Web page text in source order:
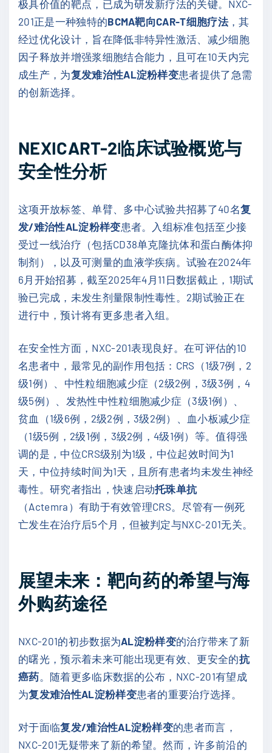
极具价值的靶点，已成为研发新疗法的关键。NXC-
201正是一种独特的BCMA靶向CAR-T细胞疗法，其
经过优化设计，旨在降低非特异性激活、减少细胞
因子释放并增强浆细胞结合能力，且可在10天内完
成生产，为复发难治性AL淀粉样变患者提供了急需
的创新选择。
NEXICART-2临床试验概览与
安全性分析
这项开放标签、单臂、多中心试验共招募了40名复
发/难治性AL淀粉样变患者。入组标准包括至少接
受过一线治疗（包括CD38单克隆抗体和蛋白酶体抑
制剂），以及可测量的血液学疾病。试验在2024年
6月开始招募，截至2025年4月11日数据截止，1期试
验已完成，未发生剂量限制性毒性。2期试验正在
进行中，预计将有更多患者入组。
在安全性方面，NXC-201表现良好。在可评估的10
名患者中，最常见的副作用包括：CRS（1级7例，2
级1例）、中性粒细胞减少症（2级2例，3级3例，4
级5例）、发热性中性粒细胞减少症（3级1例）、
贫血（1级6例，2级2例，3级2例）、血小板减少症
（1级5例，2级1例，3级2例，4级1例）等。值得强
调的是，中位CRS级别为1级，中位起效时间为1
天，中位持续时间为1天，且所有患者均未发生神经
毒性。研究者指出，快速启动托珠单抗
（Actemra）有助于有效管理CRS。尽管有一例死
亡发生在治疗后5个月，但被判定与NXC-201无关。
展望未来：靶向药的希望与海
外购药途径
NXC-201的初步数据为AL淀粉样变的治疗带来了新
的曙光，预示着未来可能出现更有效、更安全的抗
癌药 。随着更多临床数据的公布，NXC-201有望成
为复发难治性AL淀粉样变患者的重要治疗选择。
对于面临复发/难治性AL淀粉样变的患者而言，
NXC-201无疑带来了新的希望。然而，许多前沿的